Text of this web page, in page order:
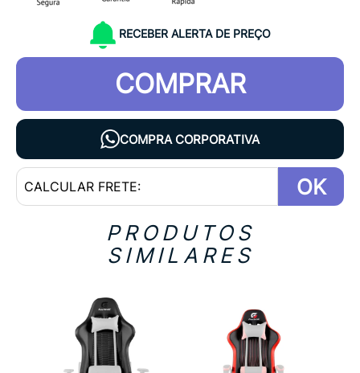
RECEBER ALERTA DE PREÇO
COMPRAR
COMPRA CORPORATIVA
OK
PRODUTOS
SIMILARES